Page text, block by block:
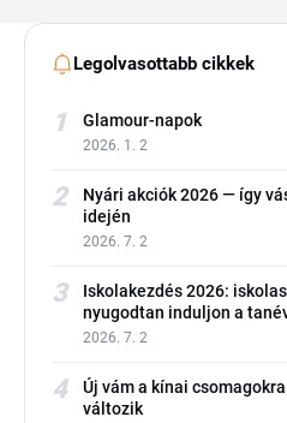
Legolvasottabb cikkek
1 Glamour-napok
2026. 1. 2
2
Nyári akciók 2026 — így
idején
2026. 7. 2
3
Iskolakezdés 2026:
nyugodtan induljon a
2026. 7. 2
4
Új vám a kínai
változik